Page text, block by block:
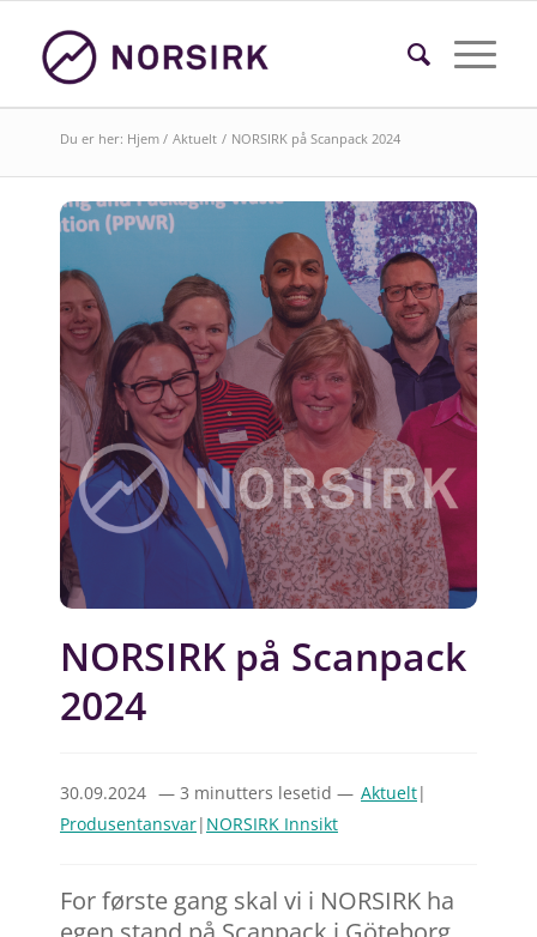
Søk i faktasider
Du er her: Hjem / Aktuelt / NORSIRK på Scanpack 2024
NORSIRK på Scanpack
2024
30.09.2024 — 3 minutters lesetid — Aktuelt|
Produsentansvar| NORSIRK Innsikt
For første gang skal vi i NORSIRK ha